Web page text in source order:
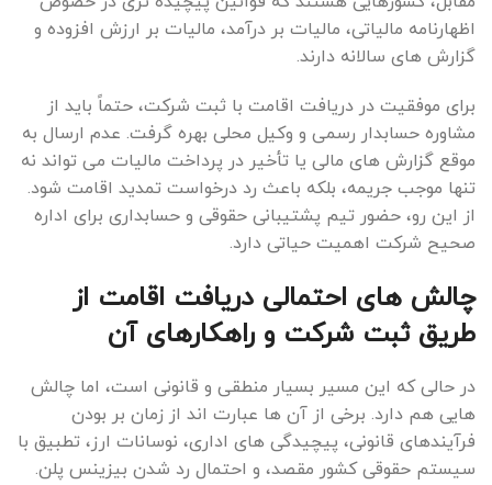
اظهارنامه مالیاتی، مالیات بر درآمد، مالیات بر ارزش افزوده و
گزارش های سالانه دارند.
برای موفقیت در دریافت اقامت با ثبت شرکت، حتماً باید از
مشاوره حسابدار رسمی و وکیل محلی بهره گرفت. عدم ارسال به
موقع گزارش های مالی یا تأخیر در پرداخت مالیات می تواند نه
تنها موجب جریمه، بلکه باعث رد درخواست تمدید اقامت شود.
از این رو، حضور تیم پشتیبانی حقوقی و حسابداری برای اداره
صحیح شرکت اهمیت حیاتی دارد.
چالش های احتمالی دریافت اقامت از
طریق ثبت شرکت و راهکارهای آن
در حالی که این مسیر بسیار منطقی و قانونی است، اما چالش
هایی هم دارد. برخی از آن ها عبارت اند از زمان بر بودن
فرآیندهای قانونی، پیچیدگی های اداری، نوسانات ارز، تطبیق با
سیستم حقوقی کشور مقصد، و احتمال رد شدن بیزینس پلن.